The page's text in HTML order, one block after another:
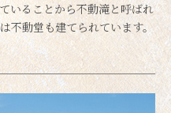
いることから不動滝と呼ばれ
不動堂も建てられています。